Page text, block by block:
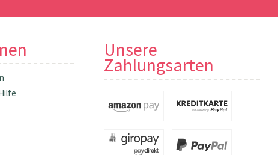
Unsere
Zahlungsarten